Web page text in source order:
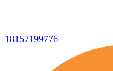
18157199776